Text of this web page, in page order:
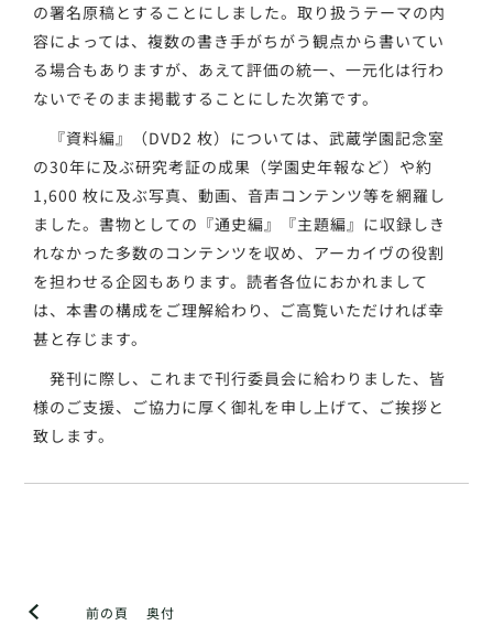
の署名原稿とすることにしました。取り扱うテーマの内
容によっては、複数の書き手がちがう観点から書いてい
る場合もありますが、あえて評価の統一、一元化は行わ
ないでそのまま掲載することにした次第です。
『資料編』（DVD2 枚）については、武蔵学園記念室
の30年に及ぶ研究考証の成果（学園史年報など）や約
1,600 枚に及ぶ写真、動画、音声コンテンツ等を網羅し
ました。書物としての『通史編』『主題編』に収録しき
れなかった多数のコンテンツを収め、アーカイヴの役割
を担わせる企図もあります。読者各位におかれまして
は、本書の構成をご理解給わり、ご高覧いただければ幸
甚と存じます。
発刊に際し、これまで刊行委員会に給わりました、皆
様のご支援、ご協力に厚く御礼を申し上げて、ご挨拶と
致します。
前の頁 奥付